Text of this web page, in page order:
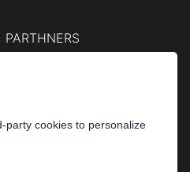
PARTHNERS
party cookies to personalize